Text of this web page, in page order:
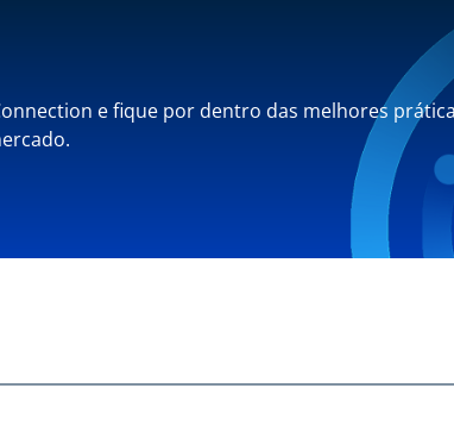
e fique por dentro das melhores